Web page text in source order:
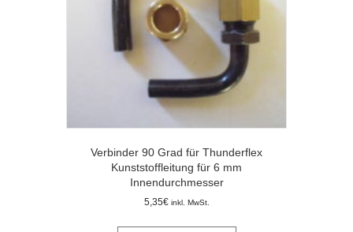
Verbinder 90 Grad für Thunderflex
Kunststoffleitung für 6 mm
Innendurchmesser
5,35€ inkl. MwSt.